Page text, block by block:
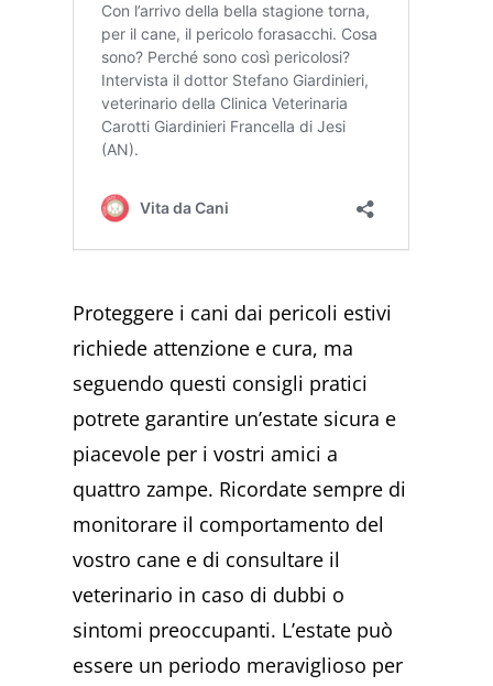
Proteggere i cani dai pericoli estivi
richiede attenzione e cura, ma
seguendo questi consigli pratici
potrete garantire un’estate sicura e
piacevole per i vostri amici a
quattro zampe. Ricordate sempre di
monitorare il comportamento del
vostro cane e di consultare il
veterinario in caso di dubbi o
sintomi preoccupanti. L’estate può
essere un periodo meraviglioso per